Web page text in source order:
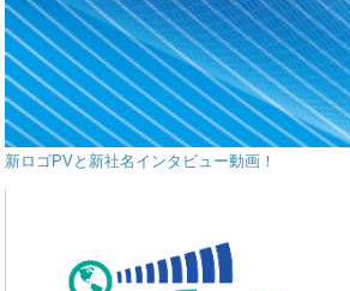
新ロゴPVと新社名インタビュー動画！